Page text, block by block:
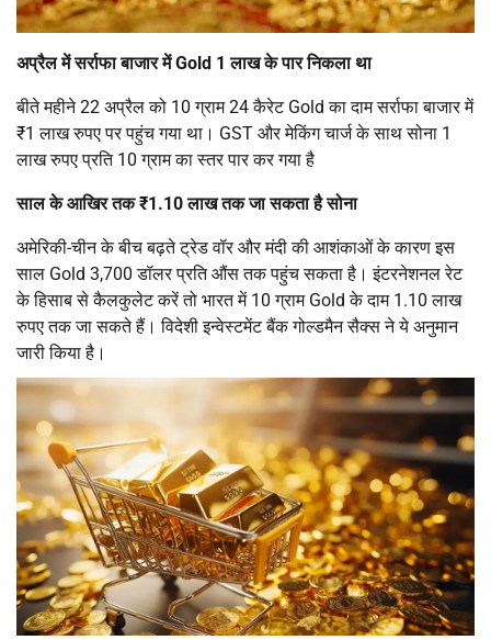
अप्रैल में सर्राफा बाजार में Gold 1 लाख के पार निकला था
बीते महीने 22 अप्रैल को 10 ग्राम 24 कैरेट Gold का दाम सर्राफा बाजार में
₹1 लाख रुपए पर पहुंच गया था। GST और मेकिंग चार्ज के साथ सोना 1
लाख रुपए प्रति 10 ग्राम का स्तर पार कर गया है
साल के आखिर तक ₹1.10 लाख तक जा सकता है सोना
अमेरिकी-चीन के बीच बढ़ते ट्रेड वॉर और मंदी की आशंकाओं के कारण इस
साल Gold 3,700 डॉलर प्रति औंस तक पहुंच सकता है। इंटरनेशनल रेट
के हिसाब से कैलकुलेट करें तो भारत में 10 ग्राम Gold के दाम 1.10 लाख
रुपए तक जा सकते हैं। विदेशी इन्वेस्टमेंट बैंक गोल्डमैन सैक्स ने ये अनुमान
जारी किया है।